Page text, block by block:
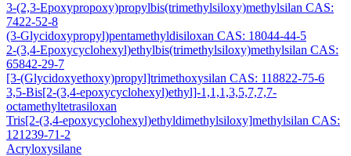
3-(2,3-Epoxypropoxy)propylbis(trimethylsiloxy)methylsilan CAS:
7422-52-8
(3-Glycidoxypropyl)pentamethyldisiloxan CAS: 18044-44-5
2-(3,4-Epoxycyclohexyl)ethylbis(trimethylsiloxy)methylsilan CAS:
65842-29-7
[3-(Glycidoxyethoxy)propyl]trimethoxysilan CAS: 118822-75-6
3,5-Bis[2-(3,4-epoxycyclohexyl)ethyl]-1,1,1,3,5,7,7,7-
octamethyltetrasiloxan
Tris[2-(3,4-epoxycyclohexyl)ethyldimethylsiloxy]methylsilan CAS:
121239-71-2
Acryloxysilane